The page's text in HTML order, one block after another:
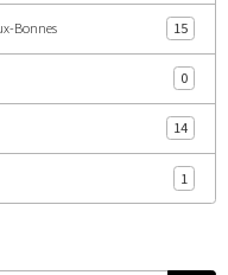
Bonnes 15
0
14
1